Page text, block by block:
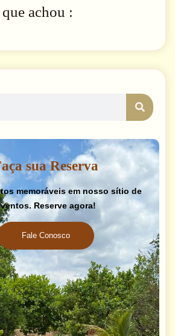
achou :
sua Reserva
memoráveis em nosso sítio de
Reserve agora!
Fale Conosco